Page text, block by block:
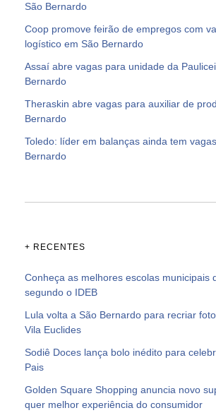
São Bernardo
Coop promove feirão de empregos com
logístico em São Bernardo
Assaí abre vagas para unidade da
Bernardo
Theraskin abre vagas para auxiliar de
Bernardo
Toledo: líder em balanças ainda tem
Bernardo
+ RECENTES
Conheça as melhores escolas municipais
segundo o IDEB
Lula volta a São Bernardo para recriar
Vila Euclides
Sodiê Doces lança bolo inédito para
Pais
Golden Square Shopping anuncia novo
quer melhor experiência do consumidor